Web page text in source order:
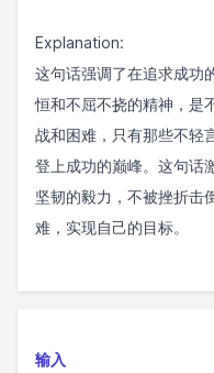
Explanation:
这句话强调了在追求成功
恒和不屈不挠的精神，是
战和困难，只有那些不轻
登上成功的巅峰。这句话
坚韧的毅力，不被挫折击
难，实现自己的目标。
输入